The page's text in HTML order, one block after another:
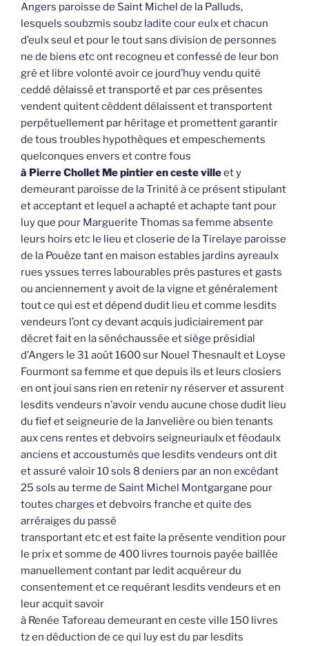
Angers paroisse de Saint Michel de la Palluds,
lesquels soubzmis soubz ladite cour eulx et chacun
d’eulx seul et pour le tout sans division de personnes
ne de biens etc ont recogneu et confessé de leur bon
gré et libre volonté avoir ce jourd’huy vendu quité
ceddé délaissé et transporté et par ces présentes
vendent quitent cèddent délaissent et transportent
perpétuellement par héritage et promettent garantir
de tous troubles hypothèques et empeschements
quelconques envers et contre fous
à Pierre Chollet Me pintier en ceste villeet y
demeurant paroisse de la Trinité à ce présent stipulant
et acceptant et lequel a achapté et achapte tant pour
luy que pour Marguerite Thomas sa femme absente
leurs hoirs etc le lieu et closerie de la Tirelaye paroisse
de la Pouëze tant en maison estables jardins ayreaulx
rues yssues terres labourables prés pastures et gasts
ou anciennement y avoit de la vigne et généralement
tout ce qui est et dépend dudit lieu et comme lesdits
vendeurs l’ont cy devant acquis judiciairement par
décret fait en la sénéchaussée et siège présidial
d’Angers le 31 août 1600 sur Nouel Thesnault et Loyse
Fourmont sa femme et que depuis ils et leurs closiers
en ont joui sans rien en retenir ny réserver et assurent
lesdits vendeurs n’avoir vendu aucune chose dudit lieu
du fief et seigneurie de la Janvelière ou bien tenants
aux cens rentes et debvoirs seigneuriaulx et féodaulx
anciens et accoustumés que lesdits vendeurs ont dit
et assuré valoir 10 sols 8 deniers par an non excédant
25 sols au terme de Saint Michel Montgargane pour
toutes charges et debvoirs franche et quite des
arréraiges du passé
transportant etc et est faite la présente vendition pour
le prix et somme de 400 livres tournois payée baillée
manuellement contant par ledit acquéreur du
consentement et ce requérant lesdits vendeurs et en
leur acquit savoir
à Renée Taforeau demeurant en ceste ville 150 livres
tz en déduction de ce qui luy est du par lesdits